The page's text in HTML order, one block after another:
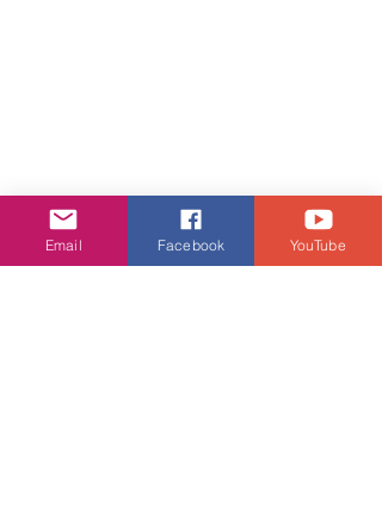
Email Facebook YouTube